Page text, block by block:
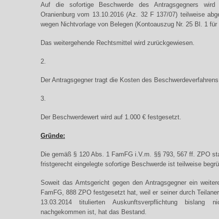
Auf die sofortige Beschwerde des Antragsgegners
Oranienburg vom 13.10.2016 (Az. 32 F 137/07) teilweise
wegen Nichtvorlage von Belegen (Kontoauszug Nr. 25 Bl. 1
Das weitergehende Rechtsmittel wird zurückgewiesen.
2.
Der Antragsgegner tragt die Kosten des
3.
Der Beschwerdewert wird auf 1.000 € festgesetzt.
Gründe:
Die gemäß § 120 Abs. 1 FamFG i.V.m. §§ 793, 567 ff. ZPO
fristgerecht eingelegte sofortige Beschwerde ist teilweise
Soweit das Amtsgericht gegen den Antragsgegner ein
FamFG, 888 ZPO festgesetzt hat, weil er seiner durch
13.03.2014 titulierten Auskunftsverpflichtung
nachgekommen ist, hat das Bestand.